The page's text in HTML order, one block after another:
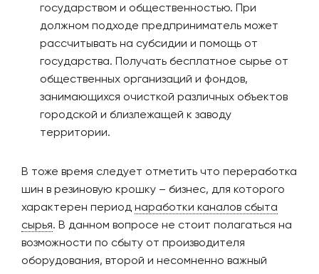
государством и общественностью. При
должном подходе предприниматель может
рассчитывать на субсидии и помощь от
государства. Получать бесплатное сырье от
общественных организаций и фондов,
занимающихся очисткой различных объектов
городской и близлежащей к заводу
территории.
В тоже время следует отметить что переработка
шин в резиновую крошку – бизнес, для которого
характерен период наработки каналов сбыта
сырья. В данном вопросе не стоит полагаться на
возможности по сбыту от производителя
оборудования, второй и несомненно важный